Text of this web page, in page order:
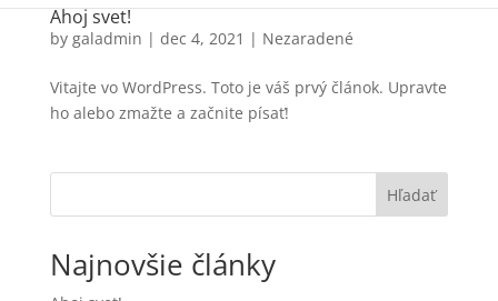
Ahoj svet!
by galadmin | dec 4, 2021 | Nezaradené
Vitajte vo WordPress. Toto je váš prvý článok. Upravte
ho alebo zmažte a začnite písať!
Hľadať
Najnovšie články